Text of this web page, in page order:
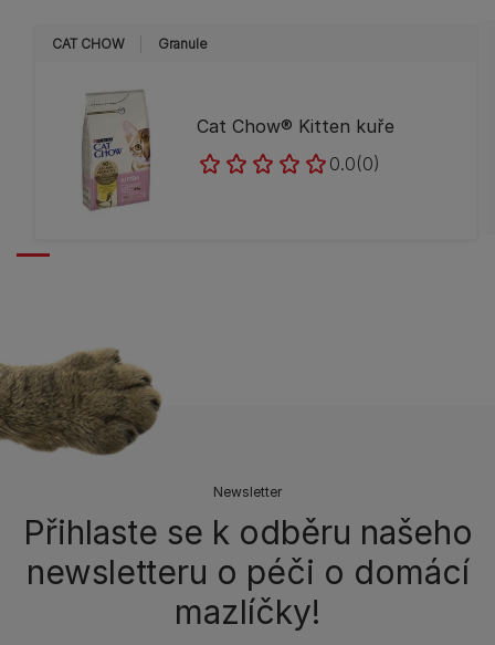
CAT CHOW Granule
Cat Chow® Kitten kuře
0.0(0)
Newsletter
Přihlaste se k odběru našeho
newsletteru o péči o domácí
mazlíčky!